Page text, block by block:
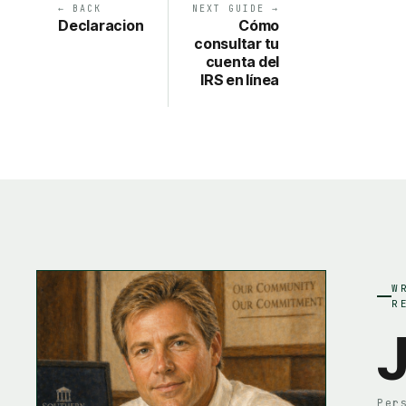
← BACK
Declaracion
NEXT GUIDE →
Cómo
consultar tu
cuenta del
IRS en línea